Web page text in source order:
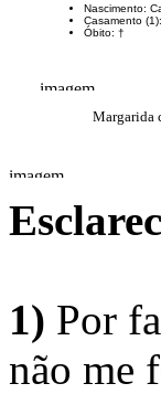
Nascimento:
Casamento
Óbito: †
Margarida
1) Por
não me